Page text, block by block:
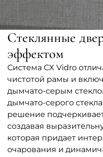
Стеклянные
эффектом
Система CX Vidro
чистотой рамы и
дымчато-серым
дымчато-серого
решение
создавая
которая придает
очарования и